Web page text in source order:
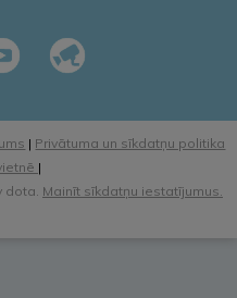
| Privātuma un sīkdatņu politika
|
dota. Mainīt sīkdatņu iestatījumus.